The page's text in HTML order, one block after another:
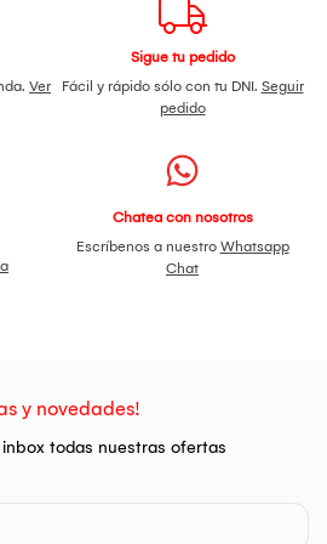
Ver
Sigue tu pedido
Fácil y rápido sólo con tu DNI. Seguir
pedido
Chatea con nosotros
Escríbenos a nuestro Whatsapp
Chat
y novedades!
todas nuestras ofertas